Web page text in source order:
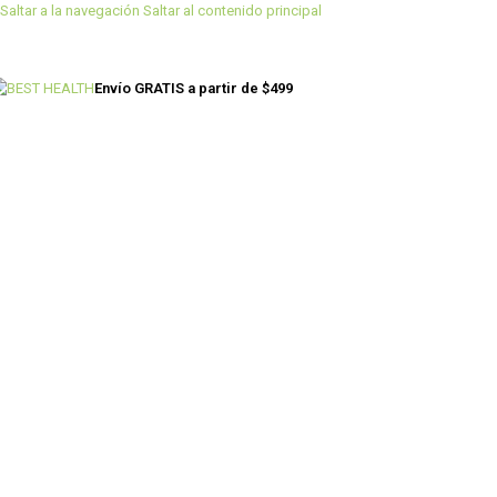
Saltar a la navegación Saltar al contenido principal
Envío GRATIS a partir de $499